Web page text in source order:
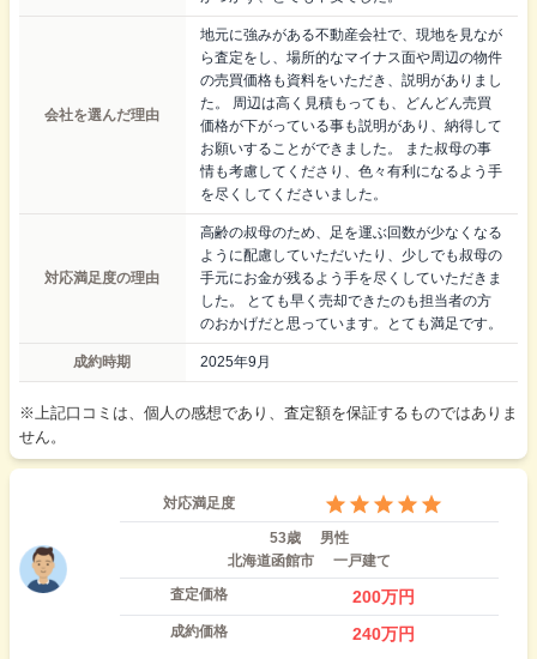
会社を選んだ理由
地元に強みがある不動産会社で、現地を見なが
ら査定をし、場所的なマイナス面や周辺の物件
の売買価格も資料をいただき、説明がありまし
た。 周辺は高く見積もっても、どんどん売買
価格が下がっている事も説明があり、納得して
お願いすることができました。 また叔母の事
情も考慮してくださり、色々有利になるよう手
を尽くしてくださいました。
対応満足度の理由
高齢の叔母のため、足を運ぶ回数が少なくなる
ように配慮していただいたり、少しでも叔母の
手元にお金が残るよう手を尽くしていただきま
した。 とても早く売却できたのも担当者の方
のおかげだと思っています。とても満足です。
成約時期 2025年9月
※上記口コミは、個人の感想であり、査定額を保証するものではありま
せん。
対応満足度
53歳
男性
北海道函館市
一戸建て
査定価格
200万円
成約価格 240万円